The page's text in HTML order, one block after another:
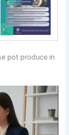
pot produce in